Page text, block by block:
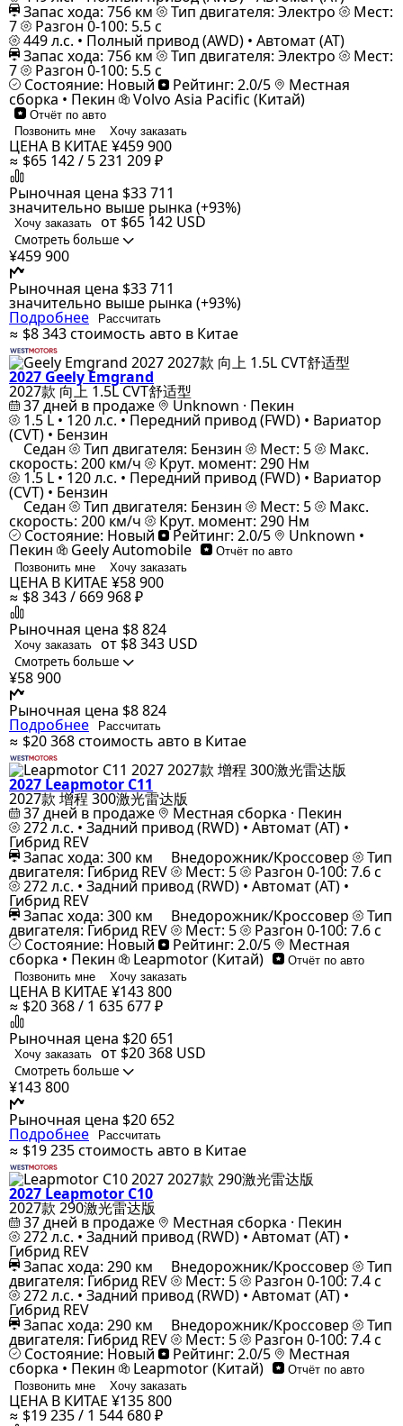
Запас хода: 756 км Тип двигателя: Электро Мест:
7 Разгон 0-100: 5.5 с
449 л.с. • Полный привод (AWD) • Автомат (AT)
Запас хода: 756 км Тип двигателя: Электро Мест:
7 Разгон 0-100: 5.5 с
Состояние: Новый Рейтинг: 2.0/5 Местная
сборка • Пекин Volvo Asia Pacific (Китай)
Отчёт по авто
Позвонить мне
Хочу заказать
ЦЕНА В КИТАЕ ¥459 900
≈ $65 142 / 5 231 209 ₽
Рыночная цена $33 711
значительно выше рынка (+93%)
Хочу заказать от $65 142 USD
Смотреть больше
¥459 900
Рыночная цена $33 711
значительно выше рынка (+93%)
Подробнее Рассчитать
≈ $8 343стоимость авто в Китае
2027 Geely Emgrand
2027款 向上 1.5L CVT舒适型
37 дней в продаже Unknown · Пекин
1.5 L • 120 л.с. • Передний привод (FWD) • Вариатор
(CVT) • Бензин
Седан Тип двигателя: Бензин Мест: 5 Макс.
скорость: 200 км/ч Крут. момент: 290 Нм
1.5 L • 120 л.с. • Передний привод (FWD) • Вариатор
(CVT) • Бензин
Седан Тип двигателя: Бензин Мест: 5 Макс.
скорость: 200 км/ч Крут. момент: 290 Нм
Состояние: Новый Рейтинг: 2.0/5 Unknown •
Пекин Geely Automobile
Отчёт по авто
Позвонить мне
Хочу заказать
ЦЕНА В КИТАЕ ¥58 900
≈ $8 343 / 669 968 ₽
Рыночная цена $8 824
Хочу заказать от $8 343 USD
Смотреть больше
¥58 900
Рыночная цена $8 824
Подробнее Рассчитать
≈ $20 368стоимость авто в Китае
2027 Leapmotor C11
2027款 增程 300激光雷达版
37 дней в продаже Местная сборка · Пекин
272 л.с. • Задний привод (RWD) • Автомат (AT) •
Гибрид REV
Запас хода: 300 км Внедорожник/Кроссовер Тип
двигателя: Гибрид REV Мест: 5 Разгон 0-100: 7.6 с
272 л.с. • Задний привод (RWD) • Автомат (AT) •
Гибрид REV
Запас хода: 300 км Внедорожник/Кроссовер Тип
двигателя: Гибрид REV Мест: 5 Разгон 0-100: 7.6 с
Состояние: Новый Рейтинг: 2.0/5 Местная
сборка • Пекин Leapmotor (Китай)
Отчёт по авто
Позвонить мне
Хочу заказать
ЦЕНА В КИТАЕ ¥143 800
≈ $20 368 / 1 635 677 ₽
Рыночная цена $20 651
Хочу заказать от $20 368 USD
Смотреть больше
¥143 800
Рыночная цена $20 652
Подробнее Рассчитать
≈ $19 235стоимость авто в Китае
2027 Leapmotor C10
2027款 290激光雷达版
37 дней в продаже Местная сборка · Пекин
272 л.с. • Задний привод (RWD) • Автомат (AT) •
Гибрид REV
Запас хода: 290 км Внедорожник/Кроссовер Тип
двигателя: Гибрид REV Мест: 5 Разгон 0-100: 7.4 с
272 л.с. • Задний привод (RWD) • Автомат (AT) •
Гибрид REV
Запас хода: 290 км Внедорожник/Кроссовер Тип
двигателя: Гибрид REV Мест: 5 Разгон 0-100: 7.4 с
Состояние: Новый Рейтинг: 2.0/5 Местная
сборка • Пекин Leapmotor (Китай)
Отчёт по авто
Позвонить мне
Хочу заказать
ЦЕНА В КИТАЕ ¥135 800
≈ $19 235 / 1 544 680 ₽